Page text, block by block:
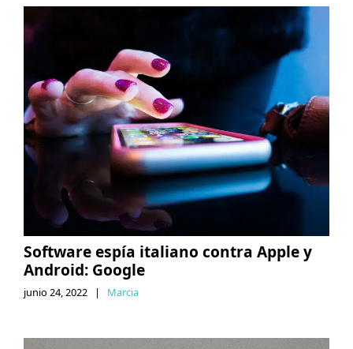
Software espía italiano contra Apple y
Android: Google
junio 24, 2022 | Marcia